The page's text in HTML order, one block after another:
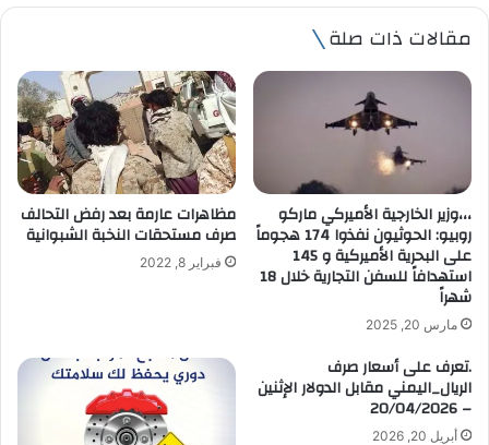
د
ا
ر
و
ن
ي
مقالات ذات صلة
،،،وزير الخارجية الأميركي ماركو
روبيو: الحوثيون نفذوا 174 هجوماً
على البحرية الأميركية و 145
استهدافاً للسفن التجارية خلال 18
شهراً
مارس 20, 2025
مظاهرات عارمة بعد رفض التحالف
صرف مستحقات النخبة الشبوانية
فبراير 8, 2022
.تعرف على أسعار صرف
الريال_اليمني مقابل الدولار الإثنين
– 20/04/2026
أبريل 20, 2026